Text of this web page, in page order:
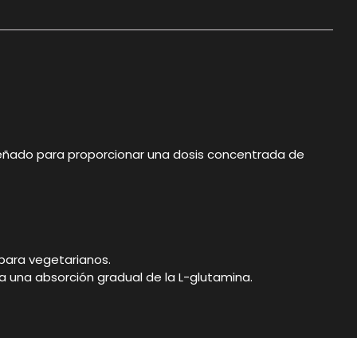
para proporcionar una dosis concentrada de
vegetarianos.
absorción gradual de la L-glutamina.